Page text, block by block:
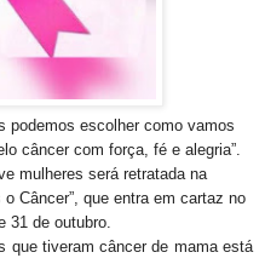
podemos escolher como vamos
câncer com força, fé e alegria”.
mulheres será retratada na
Câncer”, que entra em cartaz no
31 de outubro.
que tiveram câncer de mama está